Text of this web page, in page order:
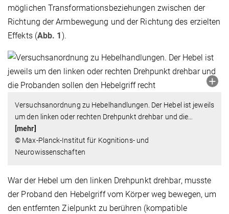
möglichen Transformationsbeziehungen zwischen der
Richtung der Armbewegung und der Richtung des erzielten
Effekts (Abb. 1 ).
Versuchsanordnung zu Hebelhandlungen. Der Hebel ist jeweils
um den linken oder rechten Drehpunkt drehbar und die…
[mehr]
© Max-Planck-Institut für Kognitions- und
Neurowissenschaften
War der Hebel um den linken Drehpunkt drehbar, musste
der Proband den Hebelgriff vom Körper weg bewegen, um
den entfernten Zielpunkt zu berühren (kompatible